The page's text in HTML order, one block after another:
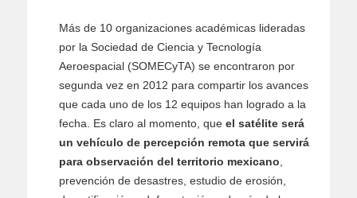
Más de 10 organizaciones académicas lideradas
por la Sociedad de Ciencia y Tecnología
Aeroespacial (SOMECyTA) se encontraron por
segunda vez en 2012 para compartir los avances
que cada uno de los 12 equipos han logrado a la
fecha. Es claro al momento, que el satélite será
un vehículo de percepción remota que servirá
para observación del territorio mexicano
prevención de desastres, estudio de erosión,